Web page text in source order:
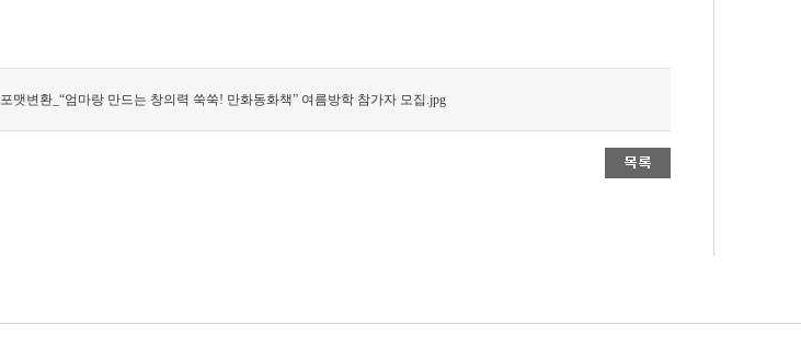
포맷변환_“엄마랑 만드는 창의력 쑥쑥! 만화동화책” 여름방학 참가자 모집.jpg